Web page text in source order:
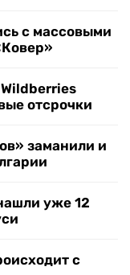
с массовыми
отсрочки
заманили и
уже 12
с